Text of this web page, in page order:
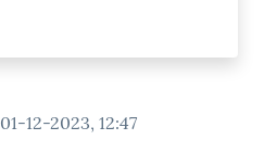
01-12-2023, 12:47